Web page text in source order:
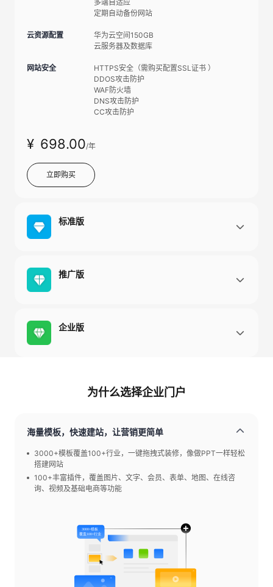
多端自适应
定期自动备份网站
云资源配置
华为云空间150GB
云服务器及数据库
网站安全
HTTPS安全（需购买配置SSL证书 ）
DDOS攻击防护
WAF防火墙
DNS攻击防护
CC攻击防护
¥ 698.00/年
立即购买
标准版
推广版
企业版
为什么选择企业门户
海量模板，快速建站，让营销更简单
3000+模板覆盖100+行业，一键拖拽式装修，像做PPT一样轻松
搭建网站
100+丰富插件，覆盖图片、文字、会员、表单、地图、在线咨
询、视频及基础电商等功能